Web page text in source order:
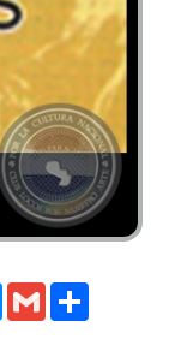
Messenger
Gmail